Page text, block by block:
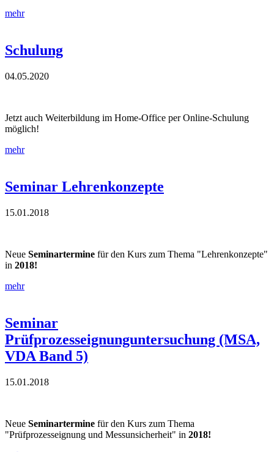
mehr
Schulung
04.05.2020
Jetzt auch Weiterbildung im Home-Office per Online-Schulung
möglich!
mehr
Seminar Lehrenkonzepte
15.01.2018
Neue Seminartermine für den Kurs zum Thema "Lehrenkonzepte"
in 2018!
mehr
Seminar
Prüfprozesseignunguntersuchung (MSA,
VDA Band 5)
15.01.2018
Neue Seminartermine für den Kurs zum Thema
"Prüfprozesseignung und Messunsicherheit" in 2018!